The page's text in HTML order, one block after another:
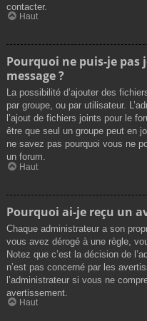
contacter.
Haut
Pourquoi ne puis-je pas
message ?
La possibilité d’ajouter des
par groupe, ou par utilisateur.
l’ajout de fichiers joints pour le
être que seul un groupe peut en
ne savez pas pourquoi vous ne
un forum.
Haut
Pourquoi ai-je reçu un
Chaque administrateur a son
vous avez dérogé à une règle,
Notez que c’est la décision de
n’est pas concerné par les
l’administrateur si vous ne
avertissement.
Haut